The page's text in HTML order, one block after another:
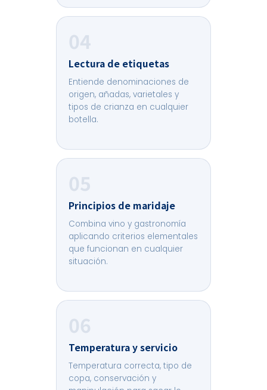
04
Lectura de etiquetas
Entiende denominaciones de
origen, añadas, varietales y
tipos de crianza en cualquier
botella.
05
Principios de maridaje
Combina vino y gastronomía
aplicando criterios elementales
que funcionan en cualquier
situación.
06
Temperatura y servicio
Temperatura correcta, tipo de
copa, conservación y